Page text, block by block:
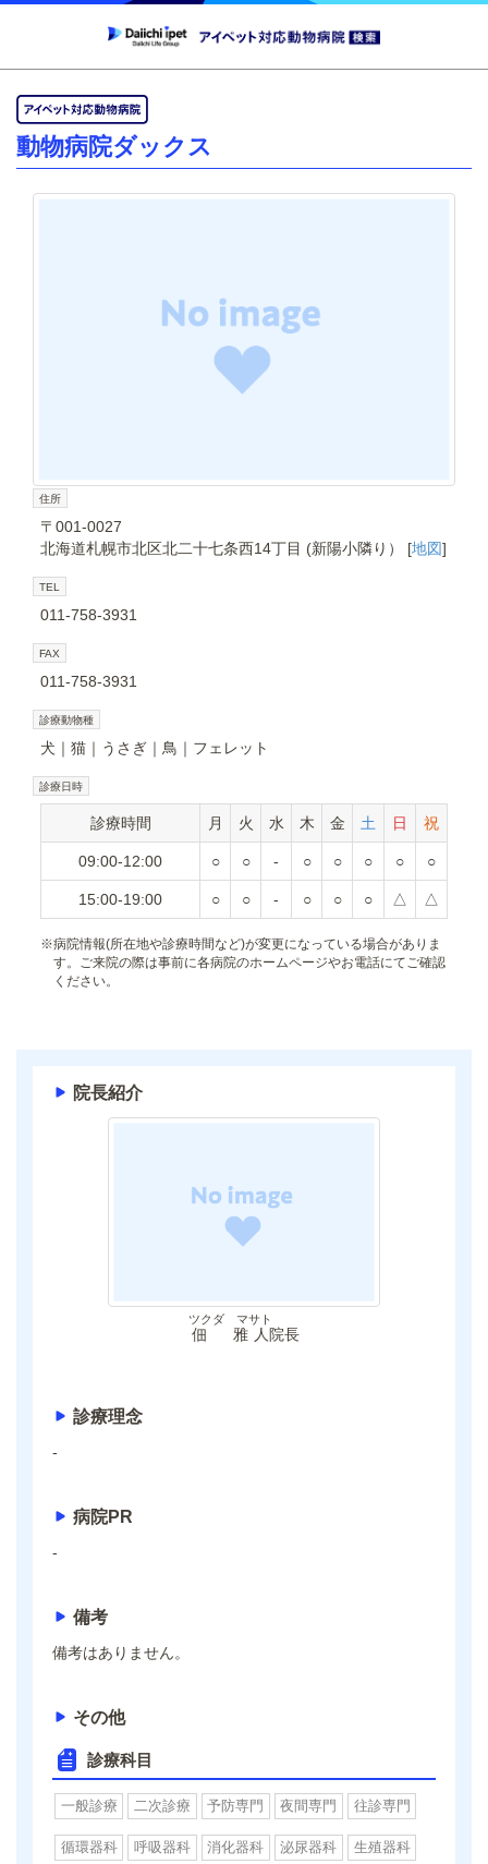
動物病院ダックス
住所
〒001-0027
北海道札幌市北区北二十七条西14丁目 (新陽小隣り） [地図]
TEL
011-758-3931
FAX
011-758-3931
診療動物種
犬 猫 うさぎ 鳥 フェレット
診療日時
診療時間 月 火 水 木 金 土 日 祝
09:00-12:00 ○ ○ - ○ ○ ○ ○ ○
15:00-19:00 ○ ○ - ○ ○ ○ △ △
※病院情報(所在地や診療時間など)が変更になっている場合がありま
す。ご来院の際は事前に各病院のホームページやお電話にてご確認
ください。
院長紹介
佃 雅人
ツクダ マサト
院長
診療理念
-
病院PR
-
備考
備考はありません。
その他
診療科目
一般診療 二次診療 予防専門 夜間専門 往診専門
循環器科 呼吸器科 消化器科 泌尿器科
生殖器科